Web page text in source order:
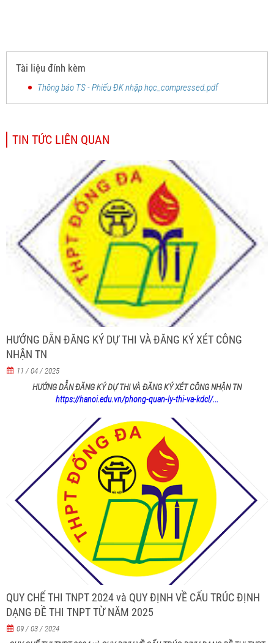
Tài liệu đính kèm
Thông báo TS - Phiếu ĐK nhập học_compressed.pdf
TIN TỨC LIÊN QUAN
HƯỚNG DẪN ĐĂNG KÝ DỰ THI VÀ ĐĂNG KÝ XÉT CÔNG
NHẬN TN
11 / 04 / 2025
HƯỚNG DẪN ĐĂNG KÝ DỰ THI VÀ ĐĂNG KÝ XÉT CÔNG NHẬN TN
https://hanoi.edu.vn/phong-quan-ly-thi-va-kdcl/...
QUY CHẾ THI TNPT 2024 và QUY ĐỊNH VỀ CẤU TRÚC ĐỊNH
DẠNG ĐỀ THI TNPT TỪ NĂM 2025
09 / 03 / 2024